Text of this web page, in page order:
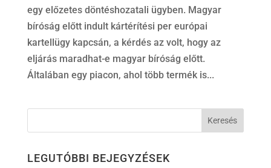
egy előzetes döntéshozatali ügyben. Magyar
bíróság előtt indult kártérítési per európai
kartellügy kapcsán, a kérdés az volt, hogy az
eljárás maradhat-e magyar bíróság előtt.
Általában egy piacon, ahol több termék is...
LEGUTÓBBI BEJEGYZÉSEK